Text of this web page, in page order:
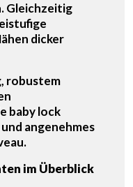
Gleichzeitig
dicker
robustem
baby lock
angenehmes
im Überblick